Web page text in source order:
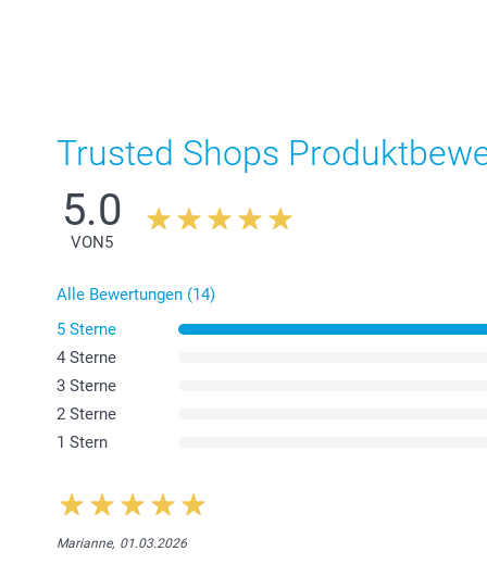
Trusted Shops
5.0
VON5
Alle Bewertungen (14)
5 Sterne
4 Sterne
3 Sterne
2 Sterne
1 Stern
Marianne, 01.03.2026